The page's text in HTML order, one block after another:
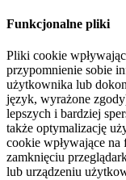
Funkcjonalne pliki
Pliki cookie
przypomnienie sobie
użytkownika lub
język, wyrażone
lepszych i bardziej
także optymalizację
cookie wpływające na
zamknięciu
lub urządzeniu